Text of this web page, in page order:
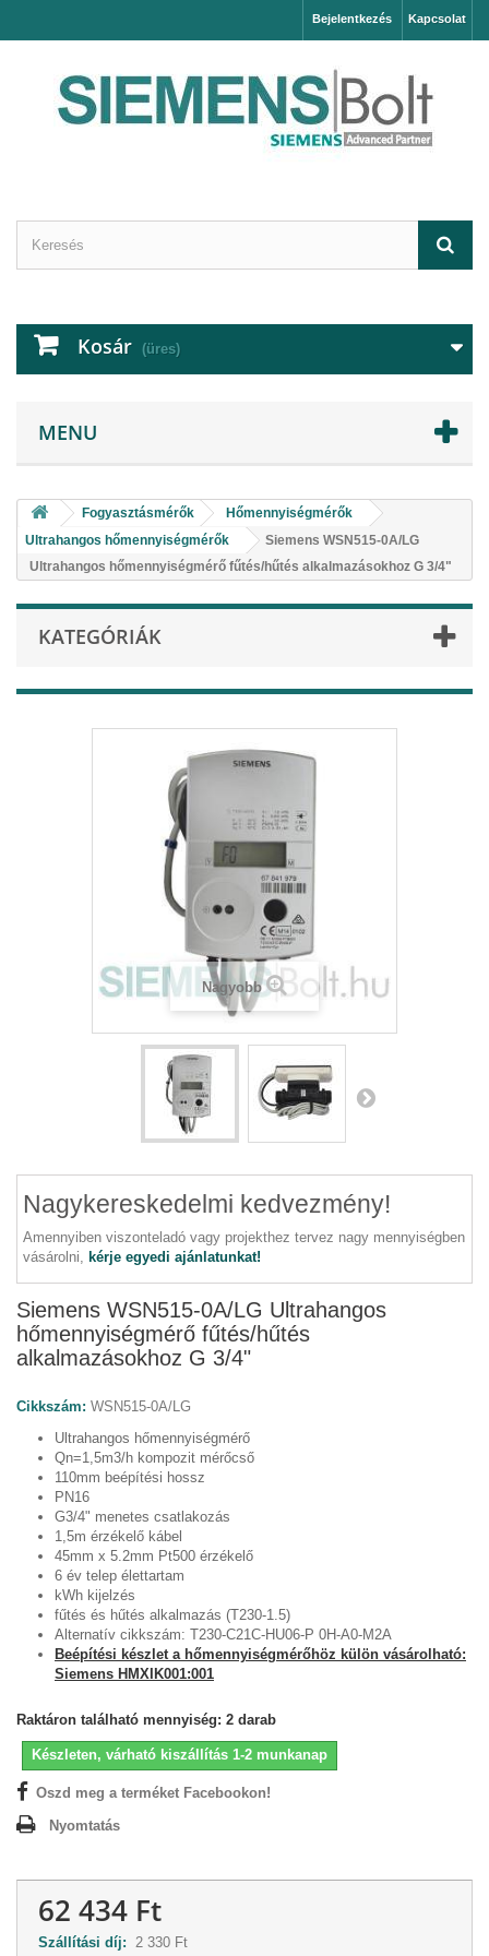
Kapcsolat
Bejelentkezés
Kosár (üres)
MENU
Fogyasztásmérők
Hőmennyiségmérők
Ultrahangos hőmennyiségmérők
Siemens WSN515-0A/LG
Ultrahangos hőmennyiségmérő fűtés/hűtés alkalmazásokhoz G 3/4"
KATEGÓRIÁK
Nagyobb
Nagykereskedelmi kedvezmény!
Amennyiben viszonteladó vagy projekthez tervez nagy mennyiségben
vásárolni, kérje egyedi ajánlatunkat!
Siemens WSN515-0A/LG Ultrahangos
hőmennyiségmérő fűtés/hűtés
alkalmazásokhoz G 3/4"
Cikkszám: WSN515-0A/LG
Ultrahangos hőmennyiségmérő
Qn=1,5m3/h kompozit mérőcső
110mm beépítési hossz
PN16
G3/4" menetes csatlakozás
1,5m érzékelő kábel
45mm x 5.2mm Pt500 érzékelő
6 év telep élettartam
kWh kijelzés
fűtés és hűtés alkalmazás (T230-1.5)
Alternatív cikkszám: T230-C21C-HU06-P 0H-A0-M2A
Beépítési készlet a hőmennyiségmérőhöz külön vásárolható:
Siemens HMXIK001:001
Raktáron található mennyiség: 2 darab
Készleten, várható kiszállítás 1-2 munkanap
Oszd meg a terméket Facebookon!
Nyomtatás
62 434 Ft
Szállítási díj: 2 330 Ft